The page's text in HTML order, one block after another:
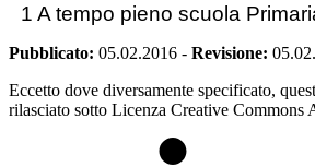
1 A tempo pieno scuola
Pubblicato: 05.02.2016 - Revisione:
Eccetto dove diversamente specificato,
rilasciato sotto Licenza Creative Commons